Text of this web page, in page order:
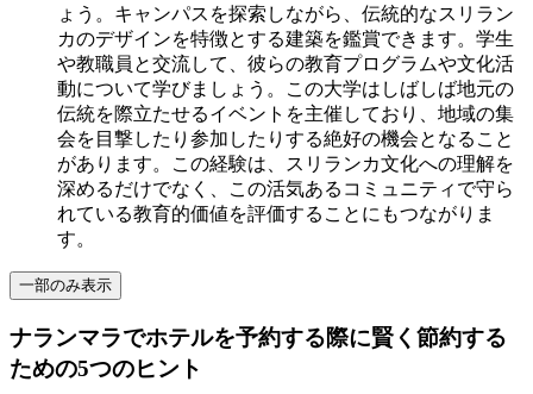
ょう。キャンパスを探索しながら、伝統的なスリラン
カのデザインを特徴とする建築を鑑賞できます。学生
や教職員と交流して、彼らの教育プログラムや文化活
動について学びましょう。この大学はしばしば地元の
伝統を際立たせるイベントを主催しており、地域の集
会を目撃したり参加したりする絶好の機会となること
があります。この経験は、スリランカ文化への理解を
深めるだけでなく、この活気あるコミュニティで守ら
れている教育的価値を評価することにもつながりま
す。
一部のみ表示
ナランマラでホテルを予約する際に賢く節約する
ための5つのヒント